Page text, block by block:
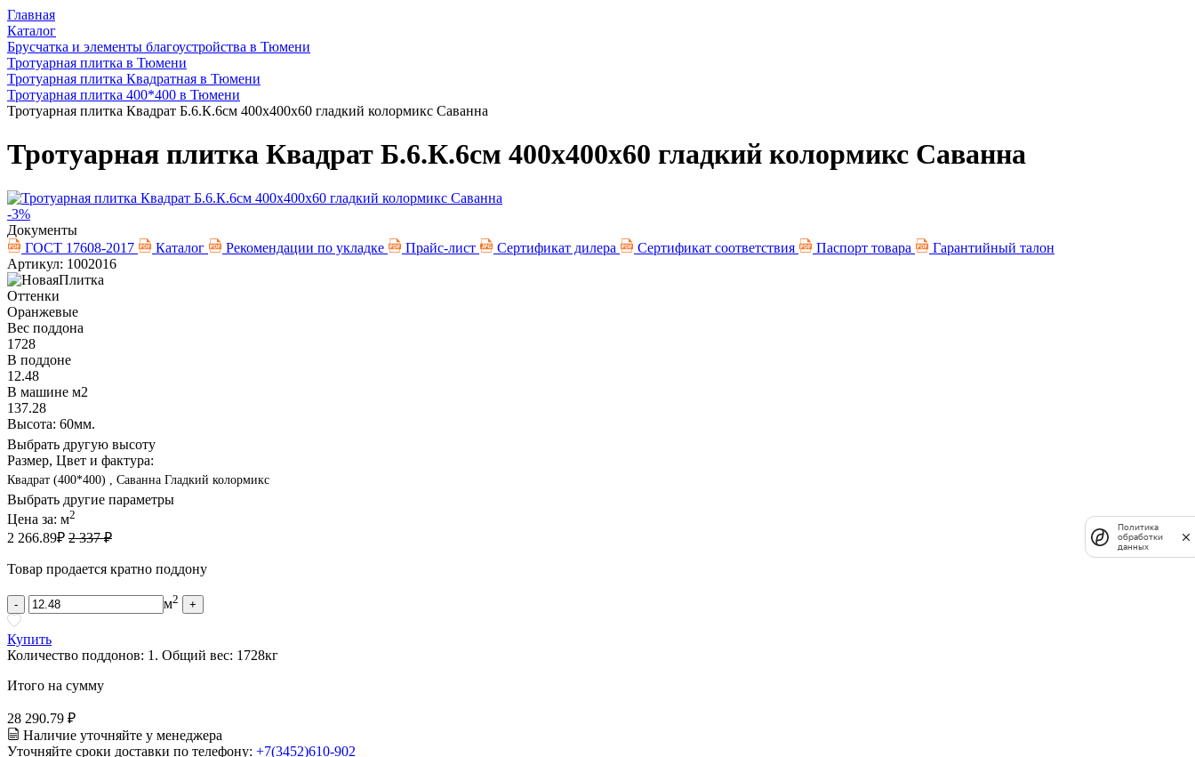
Главная
Каталог
Брусчатка и элементы благоустройства в Тюмени
Тротуарная плитка в Тюмени
Тротуарная плитка Квадратная в Тюмени
Тротуарная плитка 400*400 в Тюмени
Тротуарная плитка Квадрат Б.6.К.6см 400х400х60 гладкий колормикс Саванна
Тротуарная плитка Квадрат Б.6.К.6см 400х400х60 гладкий колормикс Саванна
-3%
Документы
ГОСТ 17608-2017
Каталог Рекомендации по укладке Прайс-лист Сертификат дилера Сертификат соответствия Паспорт товара
Гарантийный талон
Артикул: 1002016
Оттенки
Оранжевые
Вес поддона
1728
В поддоне
12.48
В машине м2
137.28
Высота: 60мм.
Выбрать другую высоту
Размер, Цвет и фактура:
Квадрат (400*400) , Саванна Гладкий колормикс
Выбрать другие параметры
Цена за: м2
2 266.89₽ 2 337 ₽
Товар продается кратно поддону
- м2 +
Купить
Количество поддонов: 1 . Общий вес: 1728кг
Итого на сумму
28 290.79 ₽
Наличие уточняйте у менеджера
Уточняйте сроки доставки по телефону: +7(3452)610-902
Политика
обработки
данных